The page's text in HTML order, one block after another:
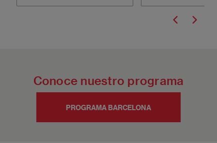
Conoce nuestro programa
PROGRAMA BARCELONA